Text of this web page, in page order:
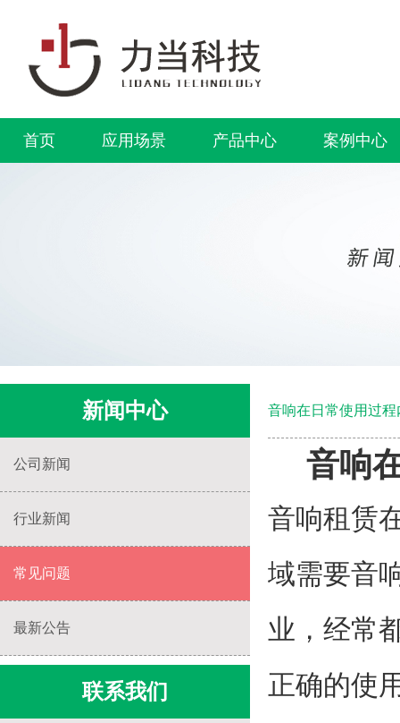
首页 应用场景 产品中心 案例中心
新闻中心
公司新闻
行业新闻
常见问题
最新公告
联系我们
音响在日常使用过
音响
音响租赁
域需要音
业，经常
正确的使